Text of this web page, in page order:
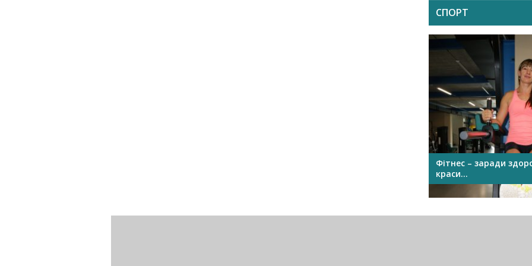
СПОРТ
Фітнес – заради
краси...